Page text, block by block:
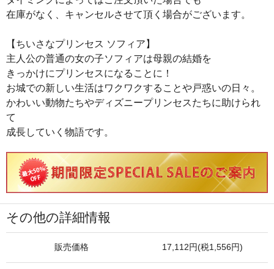
在庫がなく、キャンセルさせて頂く場合がございます。
【ちいさなプリンセス ソフィア】
主人公の普通の女の子ソフィアは母親の結婚を
きっかけにプリンセスになることに！
お城での新しい生活はワクワクすることや戸惑いの日々。
かわいい動物たちやディズニープリンセスたちに助けられ
て
成長していく物語です。
その他の詳細情報
販売価格 17,112円(税1,556円)